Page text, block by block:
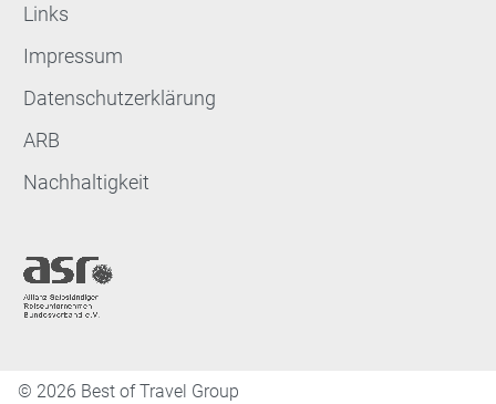
Links
Impressum
Datenschutzerklärung
ARB
Nachhaltigkeit
© 2026 Best of Travel Group